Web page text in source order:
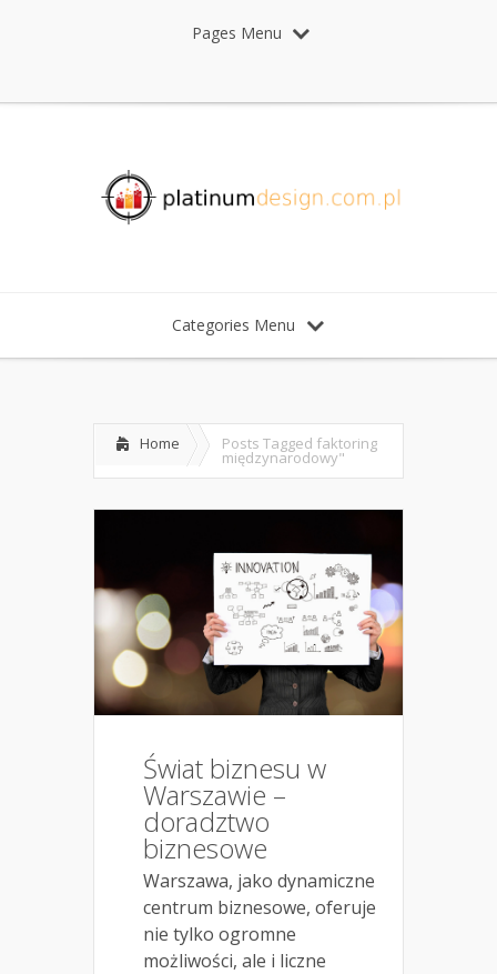
Pages Menu
Categories Menu
Home Posts Tagged faktoring
międzynarodowy"
Świat biznesu w
Warszawie –
doradztwo
biznesowe
Warszawa, jako dynamiczne
centrum biznesowe, oferuje
nie tylko ogromne
możliwości, ale i liczne